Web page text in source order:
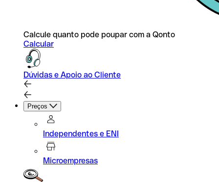
Calcule quanto pode poupar com a Qonto
Calcular
Dúvidas e Apoio ao Cliente
Preços
Independentes e ENI
Microempresas